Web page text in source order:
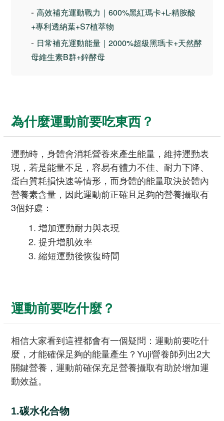
- 高效補充運動戰力｜600%黑紅瑪卡+L-精胺酸
+專利透納葉+S7植萃物
- 日常補充運動能量｜2000%超級黑瑪卡+天然酵
母維生素B群+鋅酵母
為什麼運動前要吃東西？
運動時，身體會消耗營養來產生能量，維持運動表
現，若是能量不足，容易有體力不佳、耐力下降、
蛋白質耗損快速等情形，而身體的能量取決於體內
營養素含量，因此運動前正確且足夠的營養攝取有
3個好處：
增加運動耐力與表現
提升增肌效率
縮短運動後恢復時間
運動前要吃什麼？
相信大家看到這裡都會有一個疑問：運動前要吃什
麼，才能確保足夠的能量產生？Yuji營養師列出2大
關鍵營養，運動前確保充足營養攝取有助於增加運
動效益。
1.碳水化合物